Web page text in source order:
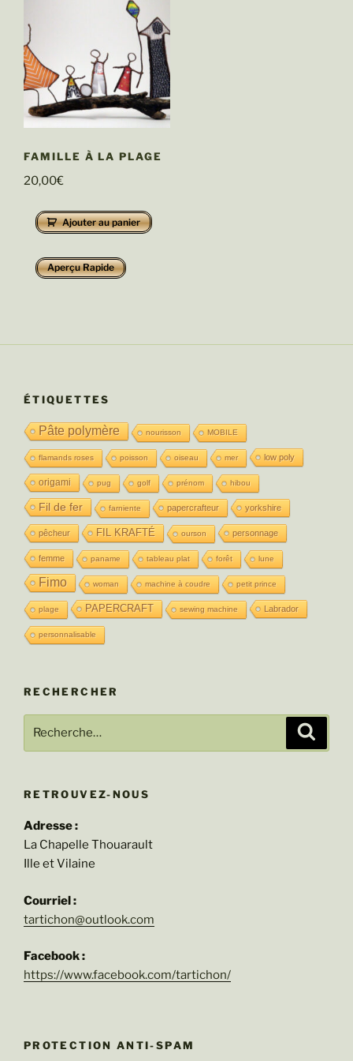
FAMILLE À LA PLAGE
20,00€
Ajouter au panier
Aperçu Rapide
ÉTIQUETTES
Pâte polymère nourisson MOBILE
flamands roses poisson oiseau mer low poly
origami pug golf prénom hibou
Fil de fer farniente papercrafteur yorkshire
pêcheur FIL KRAFTÉ ourson personnage
femme paname tableau plat forêt lune
Fimo woman machine à coudre petit prince
plage PAPERCRAFT sewing machine Labrador
personnalisable
RECHERCHER
RETROUVEZ-NOUS
Adresse :
La Chapelle Thouarault
Ille et Vilaine
Courriel :
tartichon@outlook.com
Facebook :
https://www.facebook.com/tartichon/
PROTECTION ANTI-SPAM